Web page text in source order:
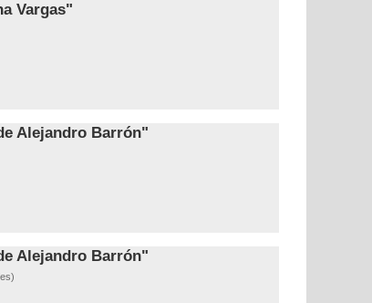
Vargas"
Alejandro Barrón"
Alejandro Barrón"